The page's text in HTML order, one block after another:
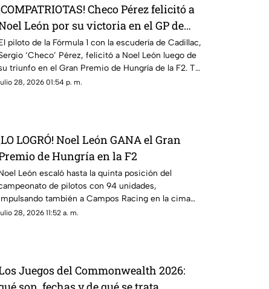
Checo Pérez felicitó a
León por su victoria en el GP de
esto fue lo que dijo el de
piloto de la Fórmula 1 con la escudería de Cadillac,
‘Checo’ Pérez, felicitó a Noel León luego de
triunfo en el Gran Premio de Hungría de la F2. Te
lo que le dijo.
28, 2026 01:54 p. m.
LOGRÓ! Noel León GANA el Gran
de Hungría en la F2
León escaló hasta la quinta posición del
de pilotos con 94 unidades,
también a Campos Racing en la cima
mundial por equipos
28, 2026 11:52 a. m.
Juegos del Commonwealth 2026: